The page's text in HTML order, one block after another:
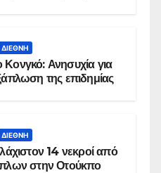
ΔΙΕΘΝΉ
Ανησυχία για
της επιδημίας
ΔΙΕΘΝΉ
14 νεκροί από
στην Οτούκπο